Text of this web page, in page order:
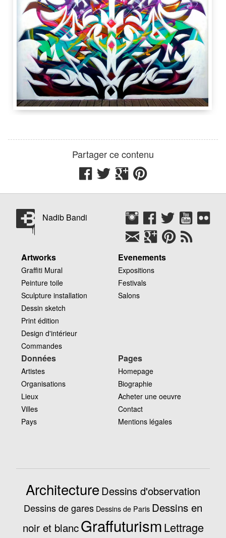
Partager ce contenu
Nadib Bandi
Artworks
Graffiti Mural
Peinture toile
Sculpture installation
Dessin sketch
Print édition
Design d'intérieur
Commandes
Evenements
Expositions
Festivals
Salons
Données
Artistes
Organisations
Lieux
Villes
Pays
Pages
Homepage
Biographie
Acheter une oeuvre
Contact
Mentions légales
ArchitectureDessins d'observation
Dessins de gares Dessins de Paris Dessins en
noir et blancGraffuturismLettrage